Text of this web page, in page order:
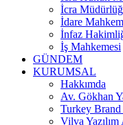
İcra
İdare
İnfaz
İş Mahkemesi
GÜNDEM
KURUMSAL
Hakkımda
Av. Gökhan
Turkey
Vilva Yazılım